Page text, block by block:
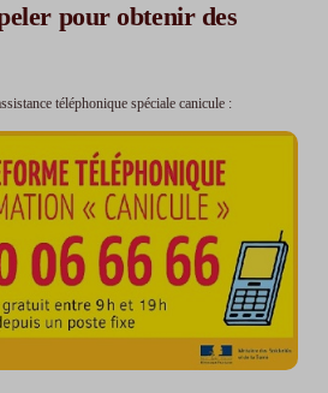
pour obtenir des
téléphonique spéciale canicule :